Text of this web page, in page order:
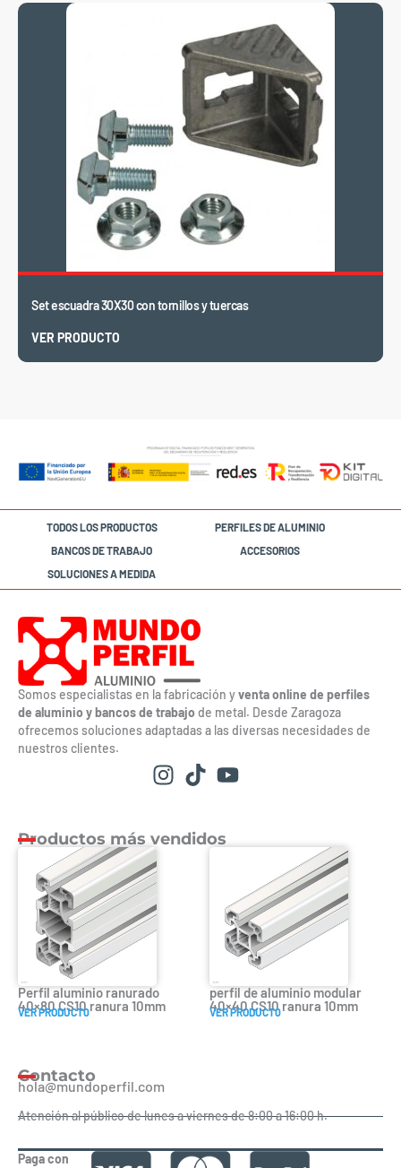
Productos relacionados
Set escuadra 30X30 con tornillos y tuercas
VER PRODUCTO
TODOS LOS PRODUCTOS
PERFILES DE ALUMINIO
BANCOS DE TRABAJO
ACCESORIOS
SOLUCIONES A MEDIDA
Somos especialistas en la fabricación yventa online de perfiles
de aluminio y bancos de trabajo de metal. Desde Zaragoza
ofrecemos soluciones adaptadas a las diversas necesidades de
nuestros clientes.
Productos más vendidos
Perfil aluminio ranurado
40×80 CS10 ranura 10mm
VER PRODUCT0
perfil de aluminio modular
40×40 CS10 ranura 10mm
VER PRODUCT0
Contacto
hola@mundoperfil.com
Atención al público de lunes a viernes de 8:00 a 16:00 h.
Paga con